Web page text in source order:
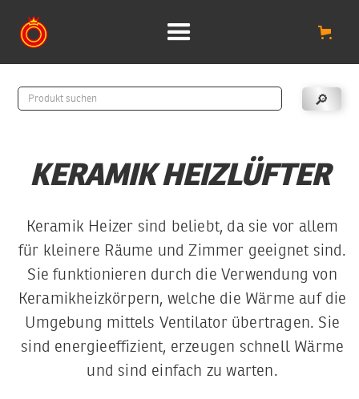
KERAMIK HEIZLÜFTER
Keramik Heizer sind beliebt, da sie vor allem
für kleinere Räume und Zimmer geeignet sind.
Sie funktionieren durch die Verwendung von
Keramikheizkörpern, welche die Wärme auf die
Umgebung mittels Ventilator übertragen. Sie
sind energieeffizient, erzeugen schnell Wärme
und sind einfach zu warten.